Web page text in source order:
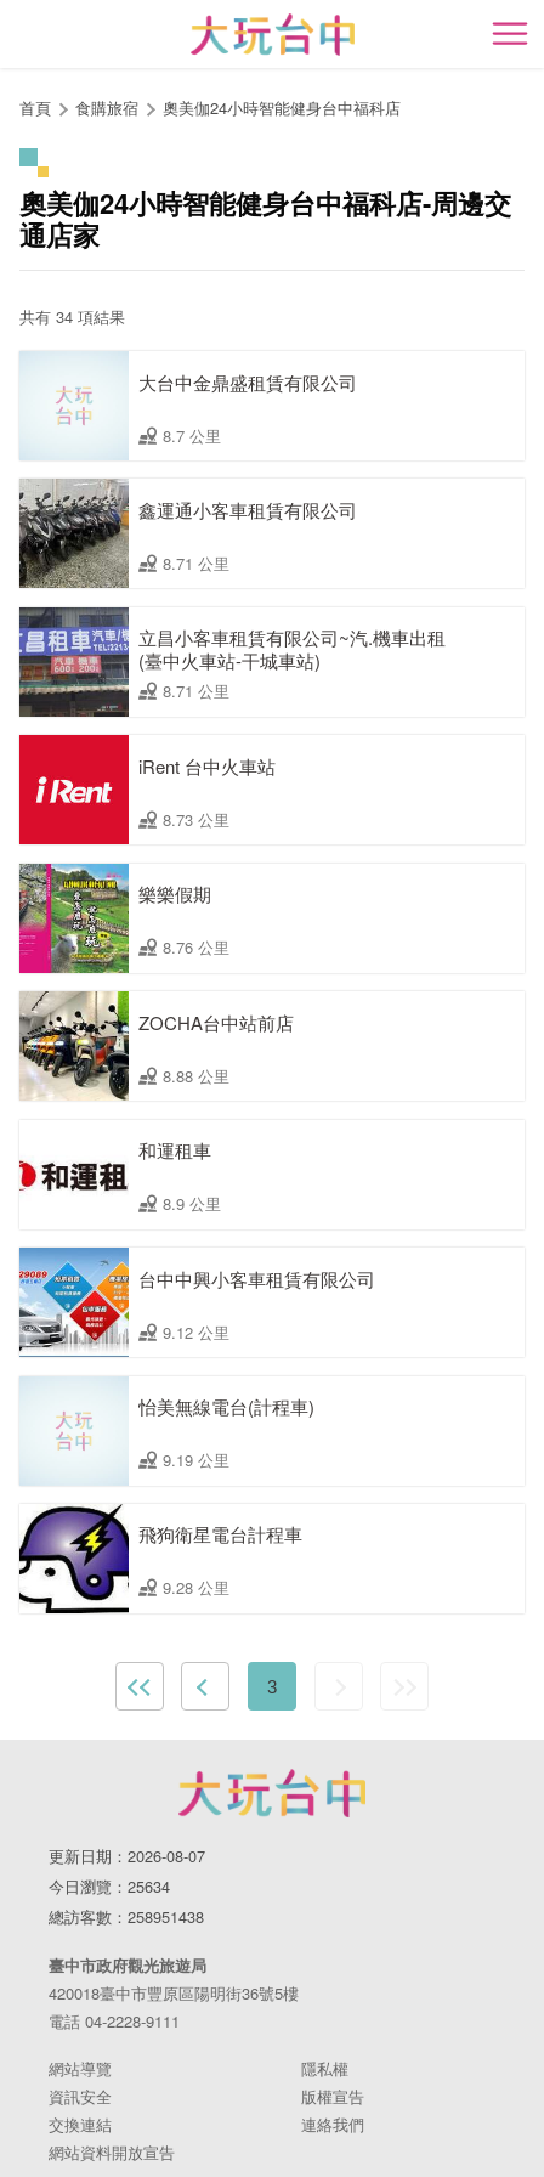
開
首頁 食購旅宿 奧美伽24小時智能健身台中福科店
奧美伽24小時智能健身台中福科店-周邊交
通店家
共有 34 項結果
大台中金鼎盛租賃有限公司
8.7 公里
鑫運通小客車租賃有限公司
8.71 公里
立昌小客車租賃有限公司~汽.機車出租
(臺中火車站-干城車站)
8.71 公里
iRent 台中火車站
8.73 公里
樂樂假期
8.76 公里
ZOCHA台中站前店
8.88 公里
和運租車
8.9 公里
台中中興小客車租賃有限公司
9.12 公里
怡美無線電台(計程車)
9.19 公里
飛狗衛星電台計程車
9.28 公里
3
更新日期：2026-08-07
今日瀏覽：25634
總訪客數：258951438
臺中市政府觀光旅遊局
420018臺中市豐原區陽明街36號5樓
電話 04-2228-9111
網站導覽
隱私權
資訊安全
版權宣告
交換連結
連絡我們
網站資料開放宣告